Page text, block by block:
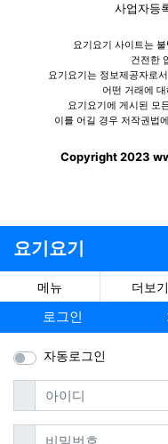
사업자등
요기요기 사이트는
건전한
요기요기는 정보제공자로
어떤 거래에
요기요기에 게시된 모
이를 어길 경우 저작권법
Copyright 2023
요기요기
메뉴 더보기
로그인
자동로그인
아이디필수
비밀번호필수